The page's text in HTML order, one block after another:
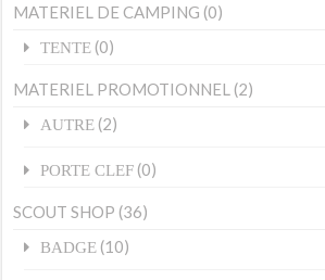
MATERIEL DE CAMPING (0)
TENTE (0)
MATERIEL PROMOTIONNEL (2)
AUTRE (2)
PORTE CLEF (0)
SCOUT SHOP (36)
BADGE (10)